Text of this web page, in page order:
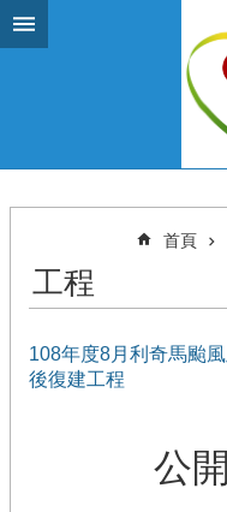
跳到主要內容區塊
首頁
工程
108年度8月利奇馬颱
後復建工程
公